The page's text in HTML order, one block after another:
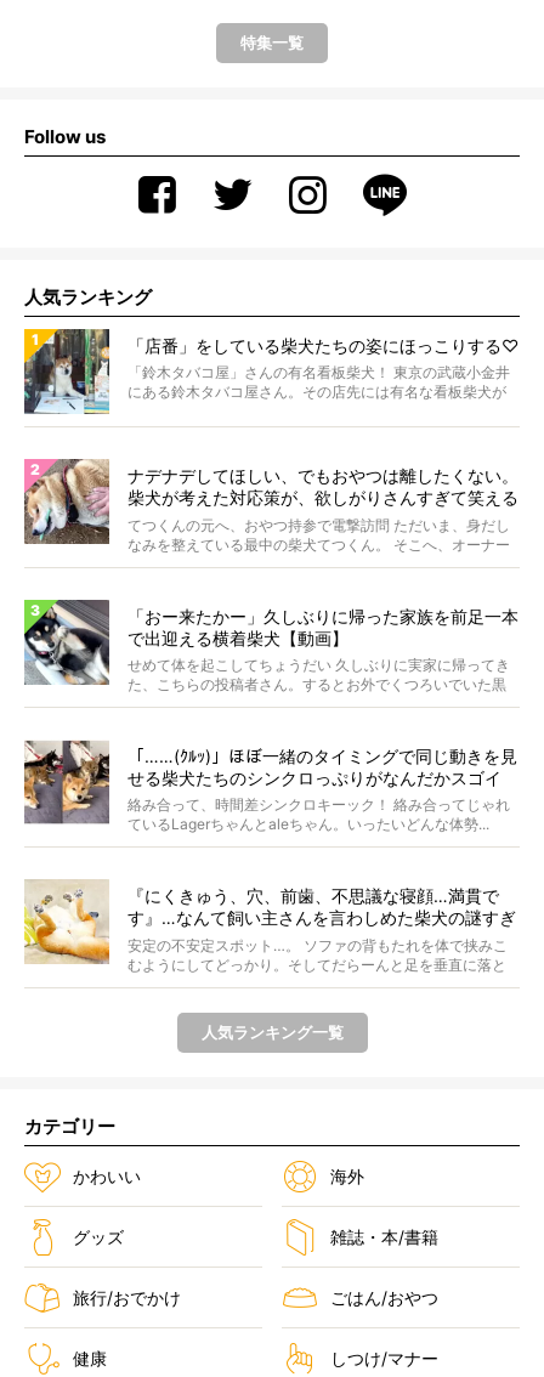
特集一覧
Follow us
人気ランキング
「店番」をしている柴犬たちの姿にほっこりする♡
「鈴木タバコ屋」さんの有名看板柴犬！ 東京の武蔵小金井
にある鈴木タバコ屋さん。その店先には有名な看板柴犬が
ナデナデしてほしい、でもおやつは離したくない。
柴犬が考えた対応策が、欲しがりさんすぎて笑える
【動画】
てつくんの元へ、おやつ持参で電撃訪問 ただいま、身だし
なみを整えている最中の柴犬てつくん。 そこへ、オーナー
さ...
「おー来たかー」久しぶりに帰った家族を前足一本
で出迎える横着柴犬【動画】
せめて体を起こしてちょうだい 久しぶりに実家に帰ってき
た、こちらの投稿者さん。するとお外でくつろいでいた黒
柴さ...
「……(ｸﾙｯ)」ほぼ一緒のタイミングで同じ動きを見
せる柴犬たちのシンクロっぷりがなんだかスゴイ
絡み合って、時間差シンクロキーック！ 絡み合ってじゃれ
ているLagerちゃんとaleちゃん。いったいどんな体勢...
『にくきゅう、穴、前歯、不思議な寝顔…満貫で
す』…なんて飼い主さんを言わしめた柴犬の謎すぎ
る寝相がコチラです。
安定の不安定スポット…。 ソファの背もたれを体で挟みこ
むようにしてどっかり。そしてだらーんと足を垂直に落と
して...
人気ランキング一覧
カテゴリー
かわいい 海外
グッズ 雑誌・本/書籍
旅行/おでかけ ごはん/おやつ
健康 しつけ/マナー